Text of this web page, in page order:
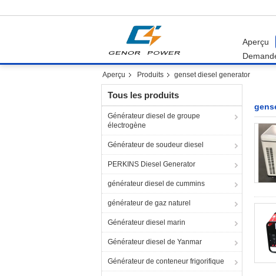
Aperçu
Aperçu Produits genset diesel generator
Tous les produits
Générateur diesel de groupe
électrogène
Générateur de soudeur diesel
PERKINS Diesel Generator
générateur diesel de cummins
générateur de gaz naturel
Générateur diesel marin
Générateur diesel de Yanmar
Générateur de conteneur frigorifique